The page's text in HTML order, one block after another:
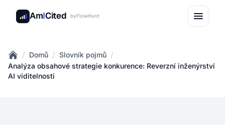
AmICited byFlowHunt
Home
/ Domů / Slovník pojmů /
Analýza obsahové strategie konkurence: Reverzní inženýrství
AI viditelnosti